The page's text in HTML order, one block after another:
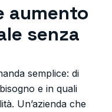
aumento
senza
semplice: di
e in quali
Un’azienda che